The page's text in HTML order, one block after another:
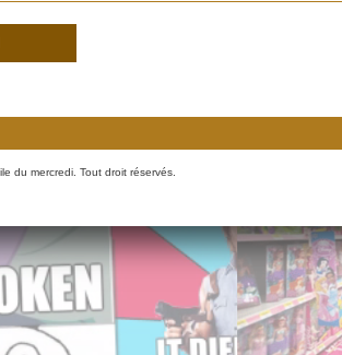
du mercredi. Tout droit réservés.